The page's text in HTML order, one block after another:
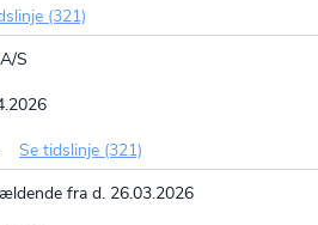
(321)
S
Se tidslinje (321)
fra d. 26.03.2026